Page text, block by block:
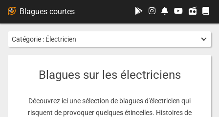
Catégorie : Électricien
Blagues sur les électriciens
Découvrez ici une sélection de blagues d'électricien qui
risquent de provoquer quelques étincelles. Histoires de
Blagues courtes